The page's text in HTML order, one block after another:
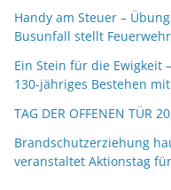
Handy am Steuer –
Busunfall stellt
Ein Stein für die Ewigkeit
130-jähriges Bestehen
TAG DER OFFENEN TÜR
Brandschutzerziehung
veranstaltet Aktionstag